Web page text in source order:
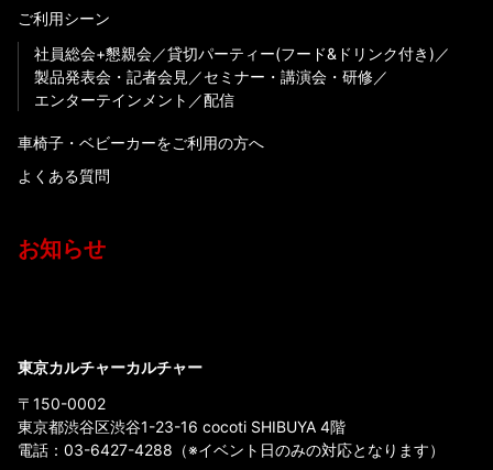
ご利用シーン
社員総会+懇親会
貸切パーティー(フード&ドリンク付き)
製品発表会・記者会見
セミナー・講演会・研修
エンターテインメント
配信
車椅子・ベビーカーをご利用の方へ
よくある質問
お知らせ
東京カルチャーカルチャー
〒150-0002
東京都渋谷区渋谷1-23-16 cocoti SHIBUYA 4階
電話： 03-6427-4288 （※イベント日のみの対応となります）